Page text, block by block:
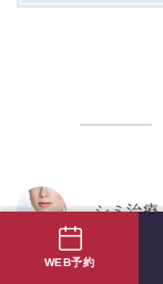
シミ治
WEB予約